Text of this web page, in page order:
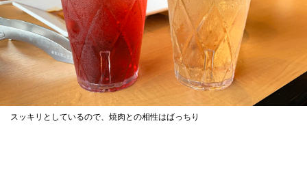
スッキリとしているので、焼肉との相性はばっちり